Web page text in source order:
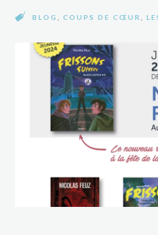
BLOG COUPS DE CŒUR ,